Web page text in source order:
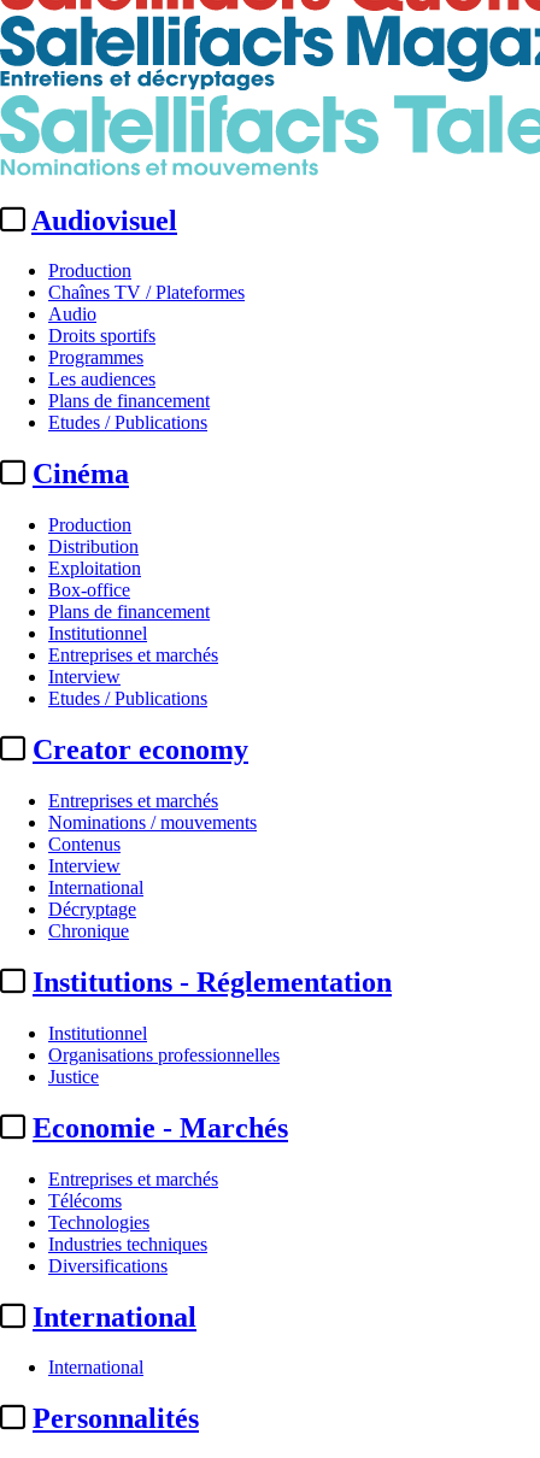
Audiovisuel
Production
Chaînes TV / Plateformes
Audio
Droits sportifs
Programmes
Les audiences
Plans de financement
Etudes / Publications
Cinéma
Production
Distribution
Exploitation
Box-office
Plans de financement
Institutionnel
Entreprises et marchés
Interview
Etudes / Publications
Creator economy
Entreprises et marchés
Nominations / mouvements
Contenus
Interview
International
Décryptage
Chronique
Institutions - Réglementation
Institutionnel
Organisations professionnelles
Justice
Economie - Marchés
Entreprises et marchés
Télécoms
Technologies
Industries techniques
Diversifications
International
International
Personnalités